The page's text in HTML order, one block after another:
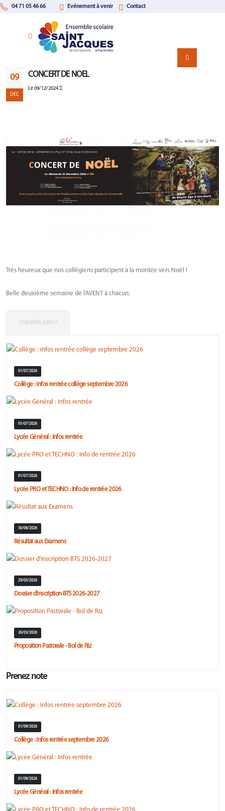
04 71 05 46 66 Evénement à venir Contact
09
DEC
CONCERT DE NOEL
Le 09/12/2024
Très heureux que nos collégiens participent à la montée vers Noël !
Belle deuxième semaine de l'AVENT à chacun.
DERNIÈRES INFOS !
01/07/2026
Collège : infos rentrée collège septembre 2026
01/07/2026
Lycée Général : Infos rentrée
01/07/2026
Lycée PRO et TECHNO : Info de rentrée 2026
30/06/2026
Résultat aux Examens
29/05/2026
Dossier d'inscription BTS 2026-2027
26/03/2026
Proposition Pastorale - Bol de Riz
Prenez note
01/09/2026
Collège : infos rentrée septembre 2026
01/09/2026
Lycée Général : Infos rentrée